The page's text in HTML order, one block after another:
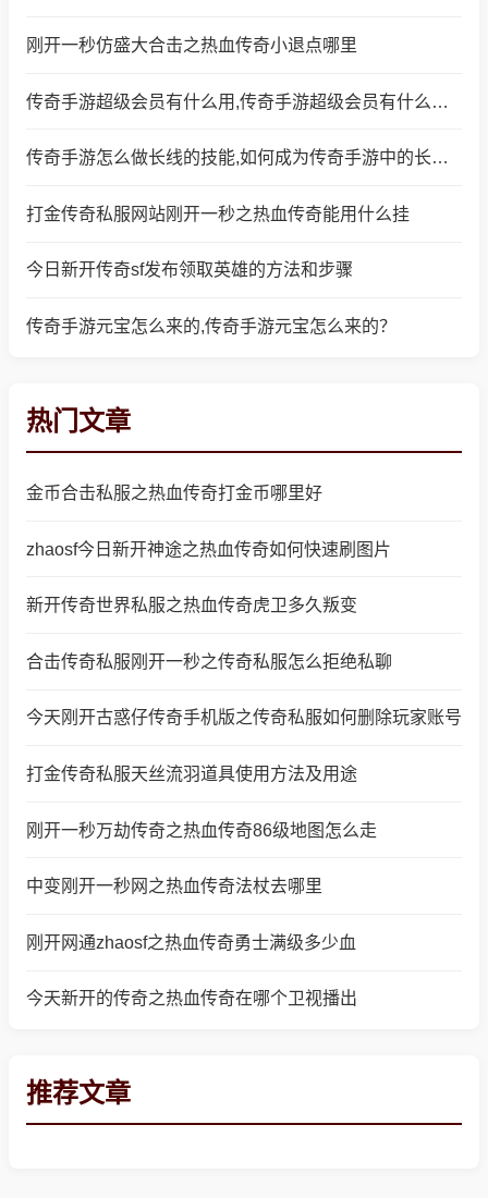
刚开一秒仿盛大合击之热血传奇小退点哪里
传奇手游超级会员有什么用,传奇手游超级会员有什么用？
传奇手游怎么做长线的技能,如何成为传奇手游中的长线技能玩家
打金传奇私服网站刚开一秒之热血传奇能用什么挂
今日新开传奇sf发布领取英雄的方法和步骤
传奇手游元宝怎么来的,传奇手游元宝怎么来的？
热门文章
金币合击私服之热血传奇打金币哪里好
zhaosf今日新开神途之热血传奇如何快速刷图片
新开传奇世界私服之热血传奇虎卫多久叛变
合击传奇私服刚开一秒之传奇私服怎么拒绝私聊
今天刚开古惑仔传奇手机版之传奇私服如何删除玩家账号
打金传奇私服天丝流羽道具使用方法及用途
刚开一秒万劫传奇之热血传奇86级地图怎么走
中变刚开一秒网之热血传奇法杖去哪里
刚开网通zhaosf之热血传奇勇士满级多少血
今天新开的传奇之热血传奇在哪个卫视播出
推荐文章